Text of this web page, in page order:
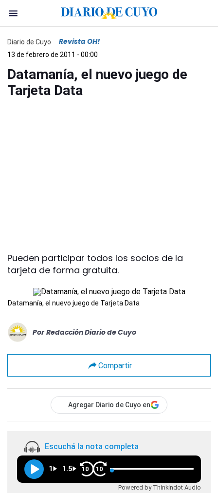
Diario de Cuyo Revista OH!
13 de febrero de 2011 - 00:00
Datamanía, el nuevo juego de
Tarjeta Data
Pueden participar todos los socios de la
tarjeta de forma gratuita.
Datamanía, el nuevo juego de Tarjeta Data
Por Redacción Diario de Cuyo
Compartir
Agregar Diario de Cuyo en
Escuchá la nota completa
1 1.5 10 10
Powered by Thinkindot Audio